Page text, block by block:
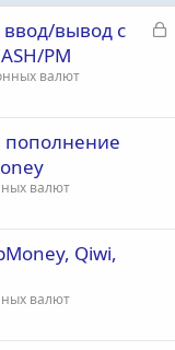
З
ввод/вывод с
PM
валют
пополнение
валют
Qiwi,
валют